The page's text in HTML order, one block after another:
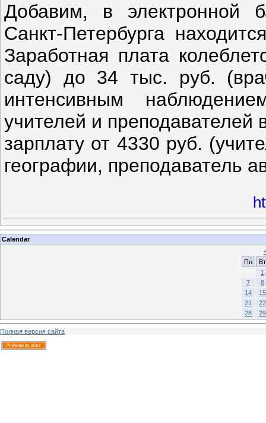
Добавим, в электронной
Санкт-Петербурга
Заработная плата
саду) до 34 тыс. руб.
интенсивным
учителей и
зарплату от 4330 руб.
географии, преподаватель
Calendar
Пн
Вт
1
7
8
14
15
21
22
28
29
Полная версия сайта